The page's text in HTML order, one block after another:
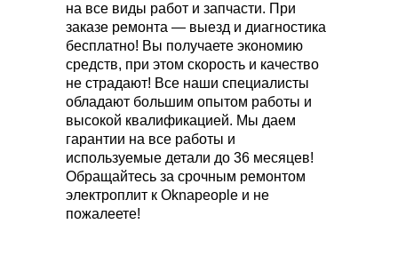
на все виды работ и запчасти. При
заказе ремонта — выезд и диагностика
бесплатно! Вы получаете экономию
средств, при этом скорость и качество
не страдают! Все наши специалисты
обладают большим опытом работы и
высокой квалификацией. Мы даем
гарантии на все работы и
используемые детали до 36 месяцев!
Обращайтесь за срочным ремонтом
электроплит к Oknapeople и не
пожалеете!